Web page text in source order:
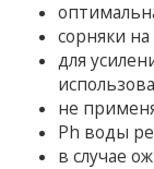
сорняки
для
не
Ph воды
в случае